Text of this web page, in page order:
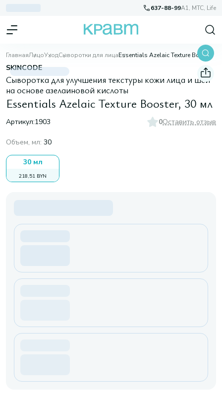
637-88-99A1, МТС, Life
ГлавнаяЛицоУходСыворотки для лица Essentials Azelaic Texture Booster, 30 мл
SKINCODE
Сыворотка для улучшения текстуры кожи лица и шеи
на основе азелаиновой кислоты
Essentials Azelaic Texture Booster, 30 мл
Артикул:1903 0Оставить отзыв
Объем, мл: 30
30 мл
218,51 BYN